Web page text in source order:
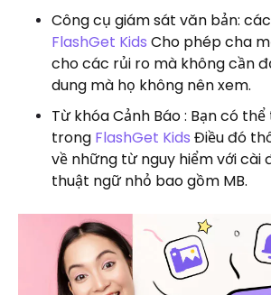
Công cụ giám sát văn bản:
FlashGet Kids Cho phép cha
cho các rủi ro mà không cần
dung mà họ không nên xem.
Từ khóa Cảnh Báo : Bạn có
trong FlashGet Kids Điều đó
về những từ nguy hiểm với cài
thuật ngữ nhỏ bao gồm MB.